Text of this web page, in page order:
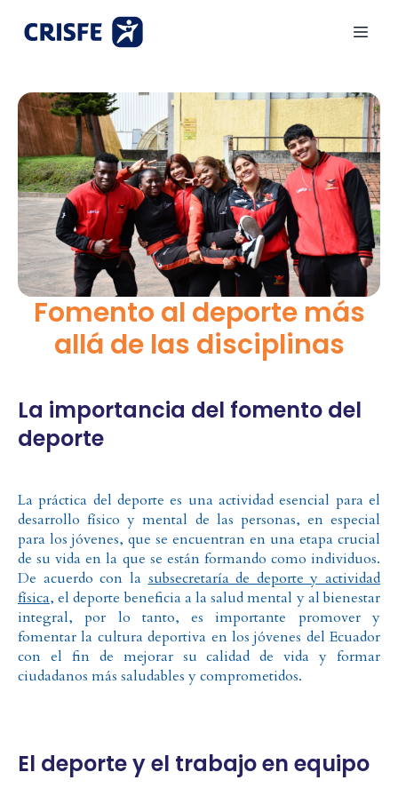
Fomento al deporte más
allá de las disciplinas
La importancia del fomento del
deporte
La práctica del deporte es una actividad esencial para el
desarrollo físico y mental de las personas, en especial
para los jóvenes, que se encuentran en una etapa crucial
de su vida en la que se están formando como individuos.
De acuerdo con la subsecretaría de deporte y actividad
física, el deporte beneficia a la salud mental y al bienestar
integral, por lo tanto, es importante promover y
fomentar la cultura deportiva en los jóvenes del Ecuador
con el fin de mejorar su calidad de vida y formar
ciudadanos más saludables y comprometidos.
El deporte y el trabajo en equipo